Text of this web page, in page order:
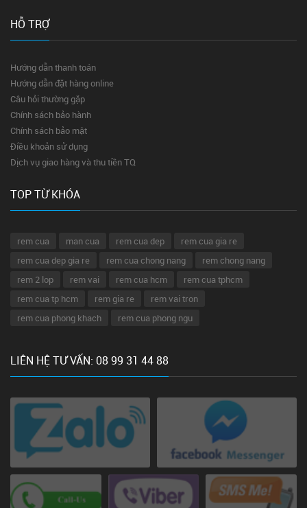
HỖ TRỢ
Hướng dẫn thanh toán
Hướng dẫn đặt hàng online
Câu hỏi thường gặp
Chính sách bảo hành
Chính sách bảo mật
Điều khoản sử dụng
Dịch vụ giao hàng và thu tiền TQ
TOP TỪ KHÓA
rem cua man cua rem cua dep
rem cua gia re
rem cua dep gia re
rem cua chong nang
rem chong nang
rem 2 lop
rem vai rem cua hcm
rem cua tphcm
rem cua tp hcm
rem gia re
rem vai tron
rem cua phong khach
rem cua phong ngu
LIÊN HỆ TƯ VẤN: 08 99 31 44 88